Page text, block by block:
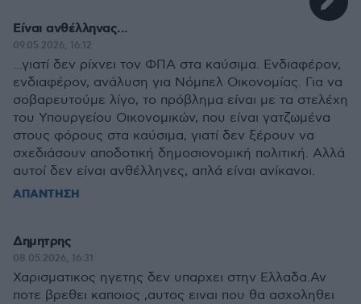
Είναι ανθέλληνας...
09.05.2026, 16:12
...γιατί δεν ρίχνει τον ΦΠΑ στα καύσιμα. Ενδιαφέρον,
ενδιαφέρον, ανάλυση για Νόμπελ Οικονομίας. Για να
σοβαρευτούμε λίγο, το πρόβλημα είναι με τα στελέχη
του Υπουργείου Οικονομικών, που είναι γατζωμένα
στους φόρους στα καύσιμα, γιατί δεν ξέρουν να
σχεδιάσουν αποδοτική δημοσιονομική πολιτική. Αλλά
αυτοί δεν είναι ανθέλληνες, απλά είναι ανίκανοι.
ΑΠΑΝΤΗΣΗ
Δημητρης
08.05.2026, 16:31
Χαρισματικος ηγετης δεν υπαρχει στην Ελλαδα.Αν
ποτε βρεθει καποιος ,αυτος ειναι που θα ασχοληθει